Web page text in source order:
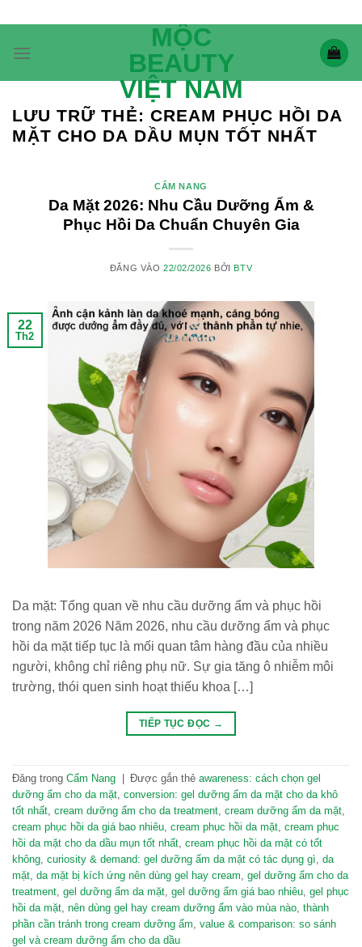
nội
MỘC
BEAUTY
VIỆT NAM
LƯU TRỮ THẺ: CREAM PHỤC HỒI DA
MẶT CHO DA DẦU MỤN TỐT NHẤT
CẨM NANG
Da Mặt 2026: Nhu Cầu Dưỡng Ẩm &
Phục Hồi Da Chuẩn Chuyên Gia
ĐĂNG VÀO 22/02/2026 BỞI BTV
22
Th2
Da mặt: Tổng quan về nhu cầu dưỡng ẩm và phục hồi
trong năm 2026 Năm 2026, nhu cầu dưỡng ẩm và phục
hồi da mặt tiếp tục là mối quan tâm hàng đầu của nhiều
người, không chỉ riêng phụ nữ. Sự gia tăng ô nhiễm môi
trường, thói quen sinh hoạt thiếu khoa […]
TIẾP TỤC ĐỌC →
Đăng trong Cẩm Nang Được gắn thẻ awareness: cách chọn gel
dưỡng ẩm cho da mặt conversion: gel dưỡng ẩm da mặt cho da khô
tốt nhất cream dưỡng ẩm cho da treatment cream dưỡng ẩm da mặt
cream phục hồi da giá bao nhiêu cream phục hồi da mặt cream phục
hồi da mặt cho da dầu mụn tốt nhất cream phục hồi da mặt có tốt
không curiosity & demand: gel dưỡng ẩm da mặt có tác dụng gì da
mặt da mặt bị kích ứng nên dùng gel hay cream gel dưỡng ẩm cho da
treatment gel dưỡng ẩm da mặt gel dưỡng ẩm giá bao nhiêu gel phục
hồi da mặt nên dùng gel hay cream dưỡng ẩm vào mùa nào thành
phần cần tránh trong cream dưỡng ẩm value & comparison: so sánh
gel và cream dưỡng ẩm cho da dầu